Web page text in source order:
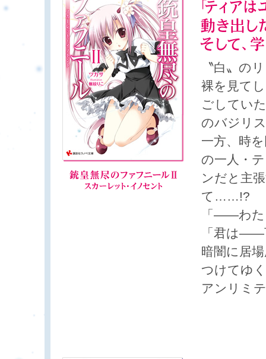
〝白〟の
裸を見て
ごしてい
のバジリ
一方、時
の一人・
ンだと主
て……!?
「――わた
「君は――
暗闇に居
つけてゆ
アンリミ